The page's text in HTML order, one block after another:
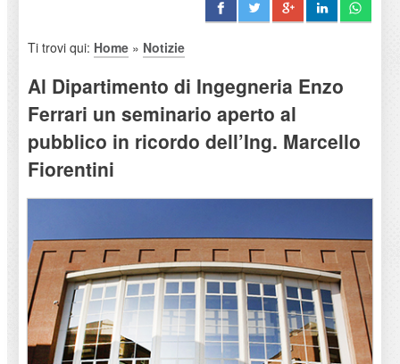
Ti trovi qui: Home» Notizie
Al Dipartimento di Ingegneria Enzo
Ferrari un seminario aperto al
pubblico in ricordo dell’Ing. Marcello
Fiorentini